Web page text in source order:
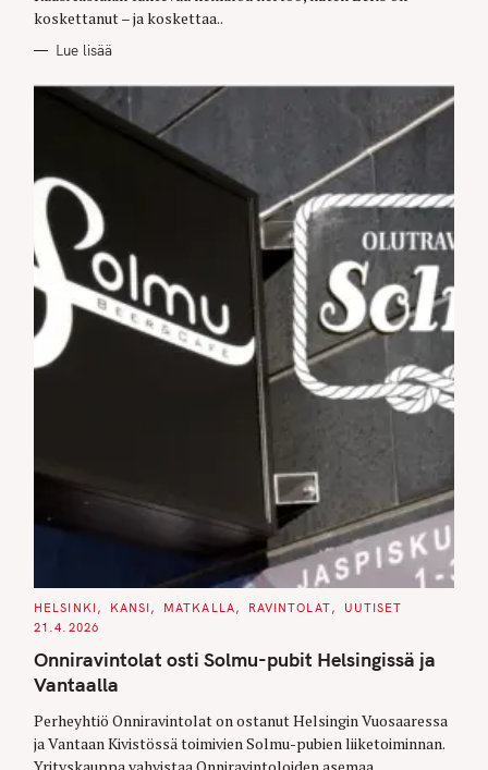
koskettanut – ja koskettaa..
Lue lisää
C
T
G
O
R
S
HELSINKI KANSI MATKALLA RAVINTOLAT
UUTISET
21.4.2026
Onniravintolat osti Solmu-pubit Helsingissä ja
Vantaalla
Perheyhtiö Onniravintolat on ostanut Helsingin Vuosaaressa
ja Vantaan Kivistössä toimivien Solmu-pubien liiketoiminnan.
Yrityskauppa vahvistaa Onniravintoloiden asemaa